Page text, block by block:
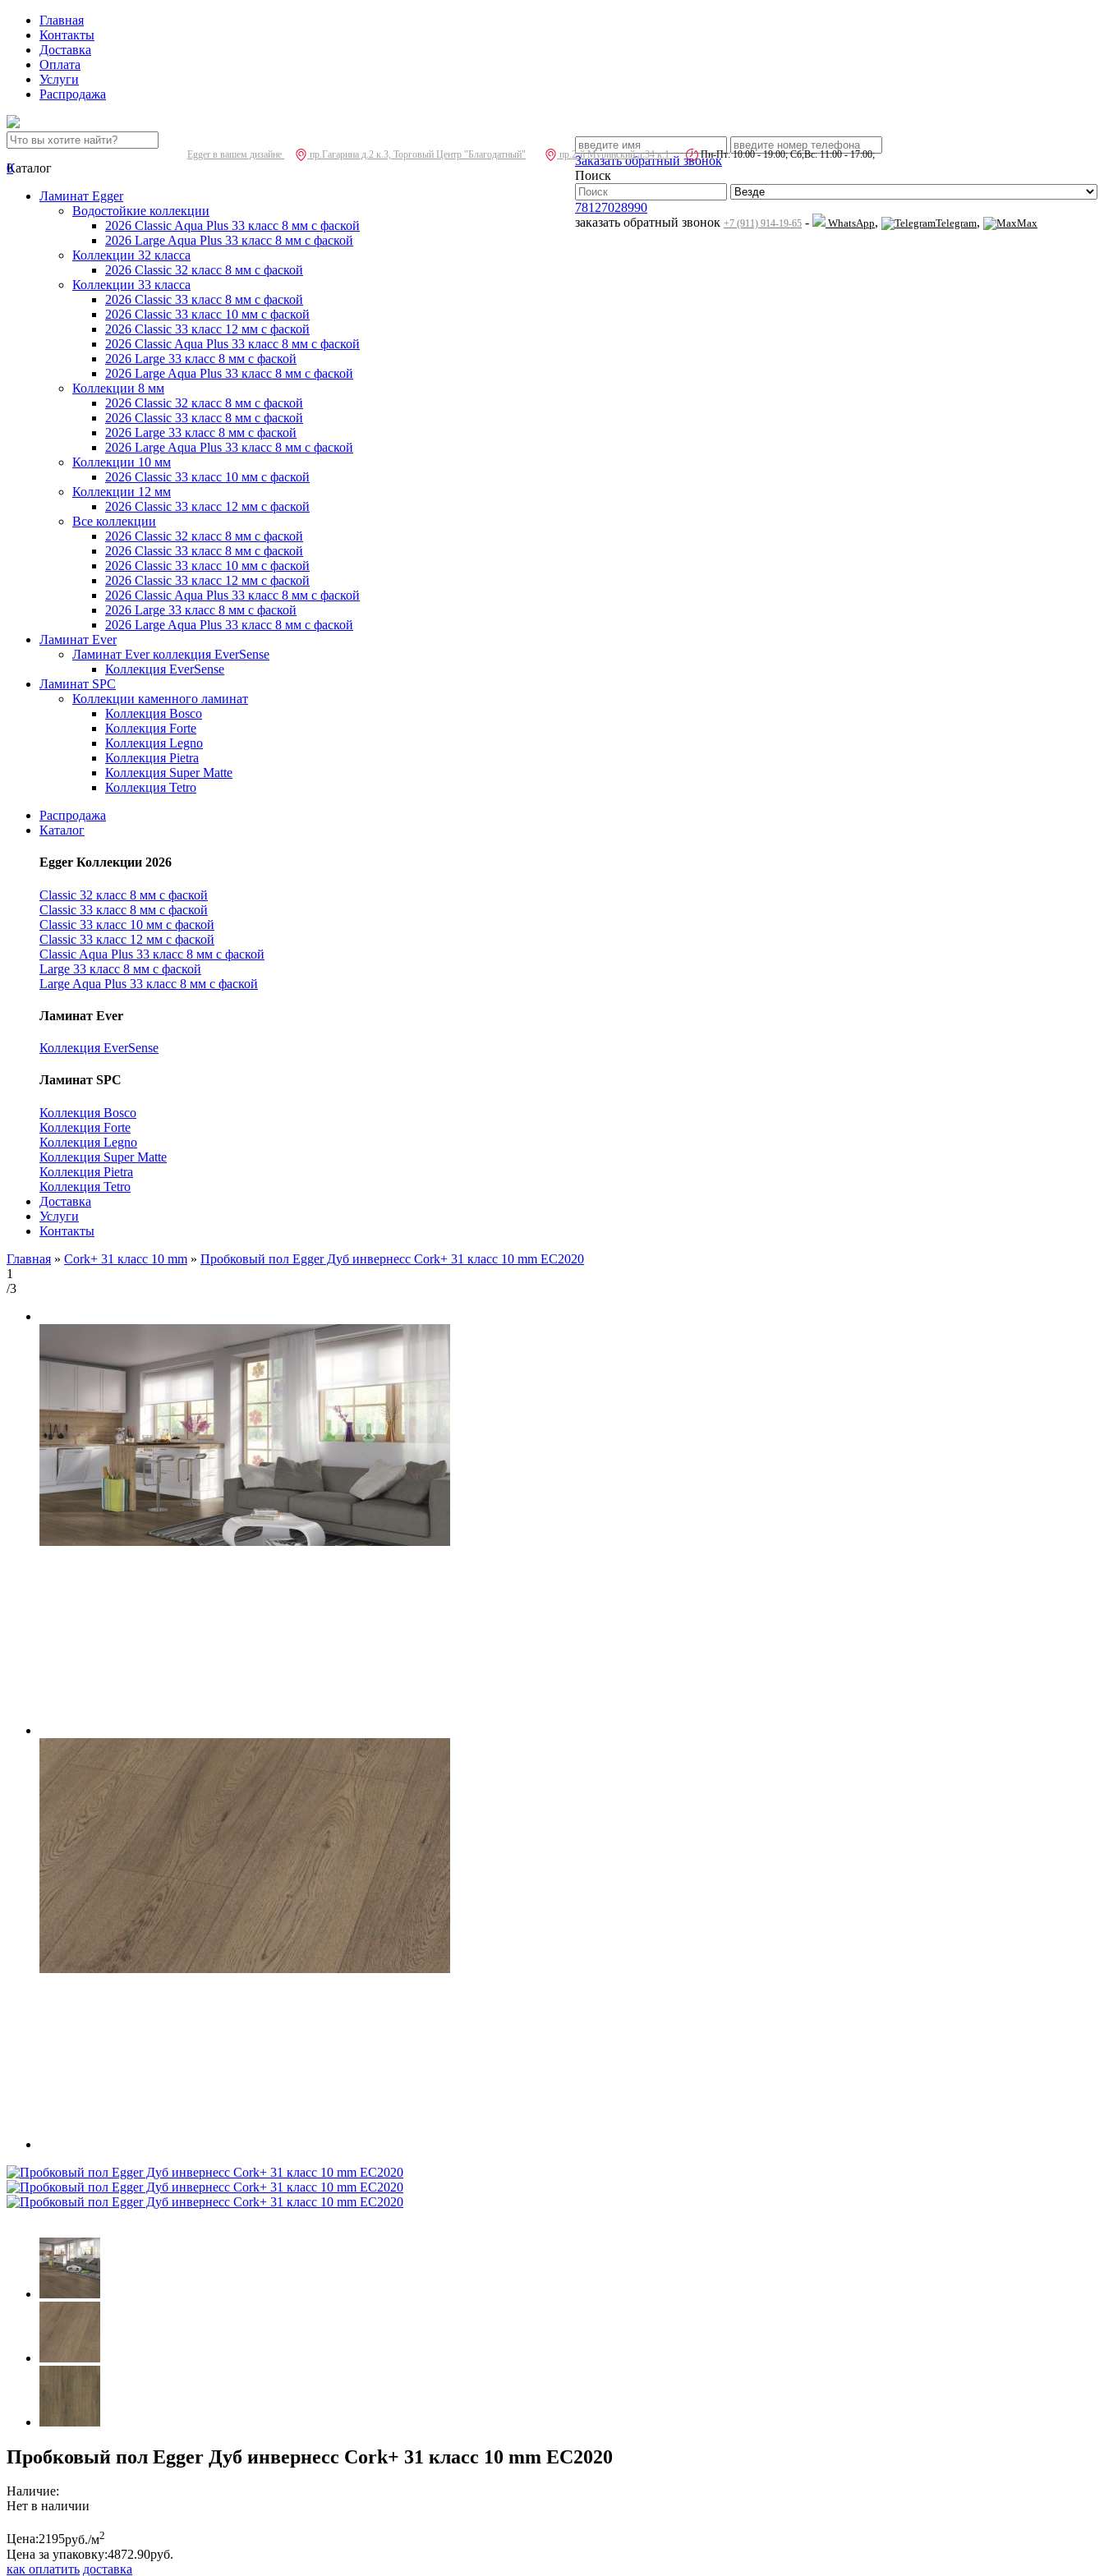
Главная
Контакты
Доставка
Оплата
Услуги
Распродажа
Egger в вашем дизайне пр.Гагарина д.2 к.3, Торговый Центр "Благодатный" пр.2-й Муринский д.34 к.1 Пн-Пт: 10:00 - 19:00; Сб,Вс: 11:00 - 17:00;
Заказать обратный звонок
Поиск
78127028990
заказать обратный звонок +7 (911) 914-19-65 - WhatsApp, Telegram, Max
0
Каталог
Ламинат Egger
Водостойкие коллекции
2026 Classic Aqua Plus 33 класс 8 мм с фаской
2026 Large Aqua Plus 33 класс 8 мм с фаской
Коллекции 32 класса
2026 Classic 32 класс 8 мм с фаской
Коллекции 33 класса
2026 Classic 33 класс 8 мм с фаской
2026 Classic 33 класс 10 мм с фаской
2026 Classic 33 класс 12 мм с фаской
2026 Classic Aqua Plus 33 класс 8 мм с фаской
2026 Large 33 класс 8 мм с фаской
2026 Large Aqua Plus 33 класс 8 мм с фаской
Коллекции 8 мм
2026 Classic 32 класс 8 мм с фаской
2026 Classic 33 класс 8 мм с фаской
2026 Large 33 класс 8 мм с фаской
2026 Large Aqua Plus 33 класс 8 мм с фаской
Коллекции 10 мм
2026 Classic 33 класс 10 мм с фаской
Коллекции 12 мм
2026 Classic 33 класс 12 мм с фаской
Все коллекции
2026 Classic 32 класс 8 мм с фаской
2026 Classic 33 класс 8 мм с фаской
2026 Classic 33 класс 10 мм с фаской
2026 Classic 33 класс 12 мм с фаской
2026 Classic Aqua Plus 33 класс 8 мм с фаской
2026 Large 33 класс 8 мм с фаской
2026 Large Aqua Plus 33 класс 8 мм с фаской
Ламинат Ever
Ламинат Ever коллекция EverSense
Коллекция EverSense
Ламинат SPC
Коллекции каменного ламинат
Коллекция Bosco
Коллекция Forte
Коллекция Legno
Коллекция Pietra
Коллекция Super Matte
Коллекция Tetro
Распродажа
Каталог
Egger Коллекции 2026
Classic 32 класс 8 мм с фаской
Classic 33 класс 8 мм с фаской
Classic 33 класс 10 мм с фаской
Classic 33 класс 12 мм с фаской
Classic Aqua Plus 33 класс 8 мм с фаской
Large 33 класс 8 мм с фаской
Large Aqua Plus 33 класс 8 мм с фаской
Ламинат Ever
Коллекция EverSense
Ламинат SPC
Коллекция Bosco
Коллекция Forte
Коллекция Legno
Коллекция Super Matte
Коллекция Pietra
Коллекция Tetro
Доставка
Услуги
Контакты
Главная » Cork+ 31 класс 10 mm » Пробковый пол Egger Дуб инвернесс Cork+ 31 класс 10 mm EC2020
1
/3
Пробковый пол Egger Дуб инвернесс Cork+ 31 класс 10 mm EC2020
Наличие:
Нет в наличии
Цена:2195руб./м2
Цена за упаковку:4872.90руб.
как оплатить доставка